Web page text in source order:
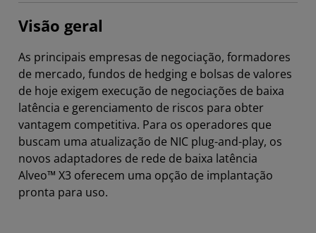
Visão geral
As principais empresas de negociação, formadores
de mercado, fundos de hedging e bolsas de valores
de hoje exigem execução de negociações de baixa
latência e gerenciamento de riscos para obter
vantagem competitiva. Para os operadores que
buscam uma atualização de NIC plug-and-play, os
novos adaptadores de rede de baixa latência
Alveo™ X3 oferecem uma opção de implantação
pronta para uso.